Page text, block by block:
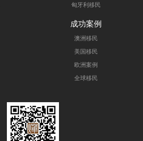
匈牙利移民
成功案例
澳洲移民
美国移民
欧洲案例
全球移民